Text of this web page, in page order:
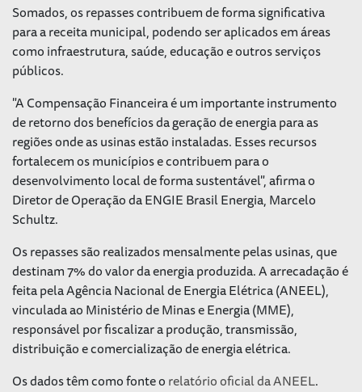
Somados, os repasses contribuem de forma significativa
para a receita municipal, podendo ser aplicados em áreas
como infraestrutura, saúde, educação e outros serviços
públicos.
"A Compensação Financeira é um importante instrumento
de retorno dos benefícios da geração de energia para as
regiões onde as usinas estão instaladas. Esses recursos
fortalecem os municípios e contribuem para o
desenvolvimento local de forma sustentável", afirma o
Diretor de Operação da ENGIE Brasil Energia, Marcelo
Schultz.
Os repasses são realizados mensalmente pelas usinas, que
destinam 7% do valor da energia produzida. A arrecadação é
feita pela Agência Nacional de Energia Elétrica (ANEEL),
vinculada ao Ministério de Minas e Energia (MME),
responsável por fiscalizar a produção, transmissão,
distribuição e comercialização de energia elétrica.
Os dados têm como fonte orelatório oficial da ANEEL.